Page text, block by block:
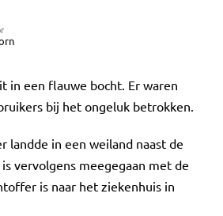
in een flauwe bocht. Er waren
bij het ongeluk betrokken.
landde in een weiland naast de
vervolgens meegegaan met de
is naar het ziekenhuis in